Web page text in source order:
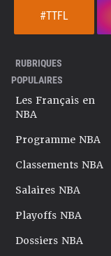
#TTFL
RUBRIQUES
POPULAIRES
Les Français en
NBA
Programme NBA
Classements NBA
Salaires NBA
Playoffs NBA
Dossiers NBA